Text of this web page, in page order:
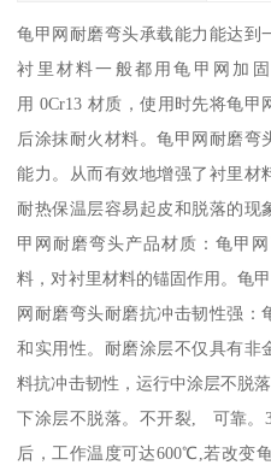
龟甲网耐磨弯头承载能力能达到
衬里材料一般都用龟甲网加
用 0Cr13 材质，使用时先将龟
后涂抹耐火材料。龟甲网耐磨弯
能力。从而有效地增强了衬里材
耐热保温层容易起皮和脱落的现
甲网耐磨弯头产品材质：龟甲
料，对衬里材料的锚固作用。龟
网耐磨弯头耐磨抗冲击韧性强：
和实用性。耐磨涂层不仅具有非
料抗冲击韧性，运行中涂层不脱
下涂层不脱落。不开裂, 可靠。
后，工作温度可达600℃,若改变